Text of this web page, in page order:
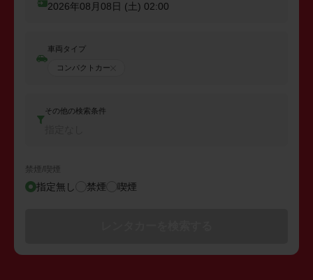
2026年08月08日 (土) 02:00
車両タイプ
コンパクトカー
その他の検索条件
禁煙/喫煙
指定無し 禁煙 喫煙